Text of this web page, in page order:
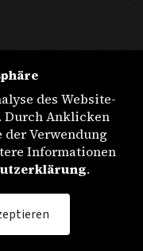
des Website-
Durch Anklicken
Verwendung
Informationen
.